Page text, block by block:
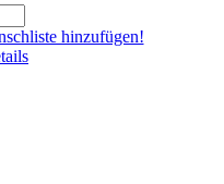
hinzufügen!